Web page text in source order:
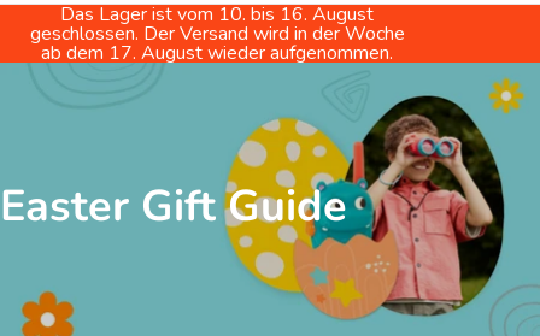
Das Lager ist vom 10. bis 16. August
geschlossen. Der Versand wird in der Woche
ab dem 17. August wieder aufgenommen.
Easter Gift Guide